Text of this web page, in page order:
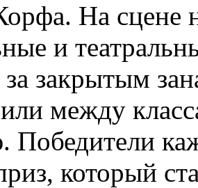
На сцене
и
закрытым
между
Победители
который